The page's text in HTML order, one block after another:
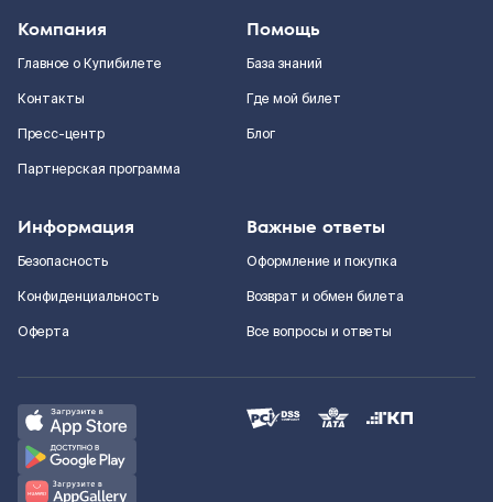
Компания
Главное о Купибилете
Контакты
Пресс-центр
Партнерская программа
Помощь
База знаний
Где мой билет
Блог
Информация
Безопасность
Конфиденциальность
Оферта
Важные ответы
Оформление и покупка
Возврат и обмен билета
Все вопросы и ответы